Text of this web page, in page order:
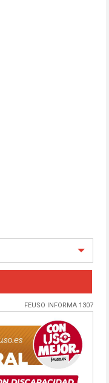
FEUSO INFORMA 1307